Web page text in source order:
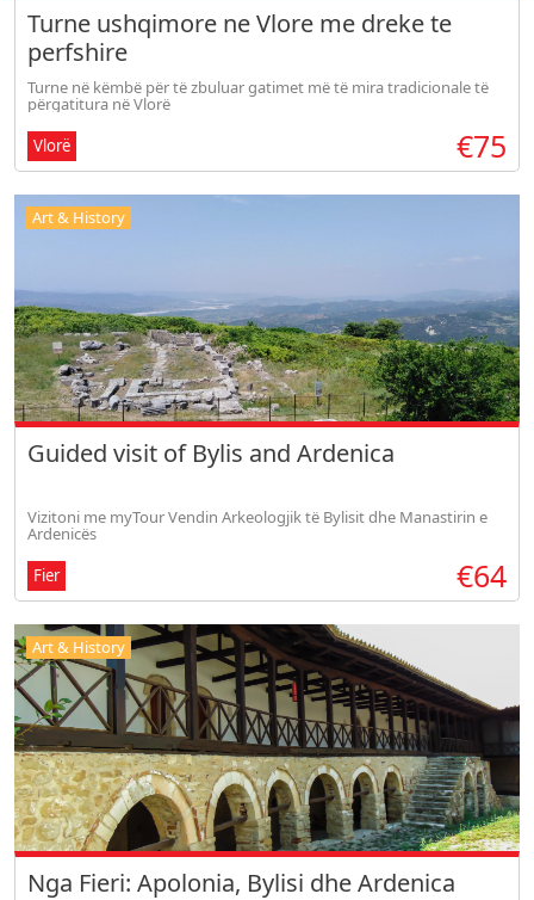
Turne ushqimore ne Vlore me dreke te
perfshire
Turne në këmbë për të zbuluar gatimet më të mira tradicionale të
përgatitura në Vlorë
Vlorë
€75
Art & History
Guided visit of Bylis and Ardenica
Vizitoni me myTour Vendin Arkeologjik të Bylisit dhe Manastirin e
Ardenicës
Fier
€64
Art & History
Nga Fieri: Apolonia, Bylisi dhe Ardenica